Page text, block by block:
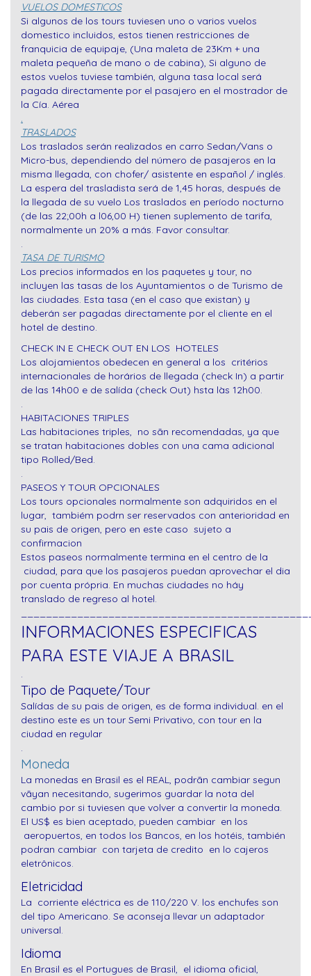
VUELOS DOMESTICOS
Si algunos de los tours tuviesen uno o varios vuelos
domestico incluidos, estos tienen restricciones de
franquicia de equipaje, (Una maleta de 23Km + una
maleta pequeña de mano o de cabina), Si alguno de
estos vuelos tuviese también, alguna tasa local será
pagada directamente por el pasajero en el mostrador de
la Cía. Aérea
.
TRASLADOS
Los traslados serán realizados en carro Sedan/Vans o
Micro-bus, dependiendo del número de pasajeros en la
misma llegada, con chofer/ asistente en español / inglés.
La espera del trasladista será de 1,45 horas, después de
la llegada de su vuelo Los traslados en período nocturno
(de las 22;00h a l06,00 H) tienen suplemento de tarifa,
normalmente un 20% a más. Favor consultar.
.
TASA DE TURISMO
Los precios informados en los paquetes y tour, no
incluyen las tasas de los Ayuntamientos o de Turismo de
las ciudades. Esta tasa (en el caso que existan) y
deberán ser pagadas directamente por el cliente en el
hotel de destino.
CHECK IN E CHECK OUT EN LOS HOTELES
Los alojamientos obedecen en general a los critérios
internacionales de horários de llegada (check In) a partir
de las 14h00 e de salída (check Out) hsta làs 12h00.
.
HABITACIONES TRIPLES
Las habitaciones triples, no sãn recomendadas, ya que
se tratan habitaciones dobles con una cama adicional
tipo Rolled/Bed.
.
PASEOS Y TOUR OPCIONALES
Los tours opcionales normalmente son adquiridos en el
lugar, tambiém podrn ser reservados con anterioridad en
su pais de origen, pero en este caso sujeto a
confirmacion
Estos paseos normalmente termina en el centro de la
ciudad, para que los pasajeros puedan aprovechar el dia
por cuenta própria. En muchas ciudades no háy
translado de regreso al hotel.
INFORMACIONES ESPECIFICAS
PARA ESTE VIAJE A BRASIL
.
Tipo de Paquete/Tour
Salídas de su pais de origen, es de forma individual. en el
destino este es un tour Semi Privativo, con tour en la
ciudad en regular
.
Moneda
La monedas en Brasil es el REAL, podrãn cambiar segun
vãyan necesitando, sugerimos guardar la nota del
cambio por si tuviesen que volver a convertir la moneda.
El US$ es bien aceptado, pueden cambiar en los
aeropuertos, en todos los Bancos, en los hotéis, también
podran cambiar con tarjeta de credito en lo cajeros
eletrônicos.
Eletricidad
La corriente eléctrica es de 110/220 V. los enchufes son
del tipo Americano. Se aconseja llevar un adaptador
universal.
Idioma
En Brasil es el Portugues de Brasil, el idioma oficial,